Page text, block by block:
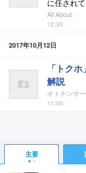
に任され
All About
12:35
2017年10月12日
「トク
解説
オトナンサー
11:00
主要